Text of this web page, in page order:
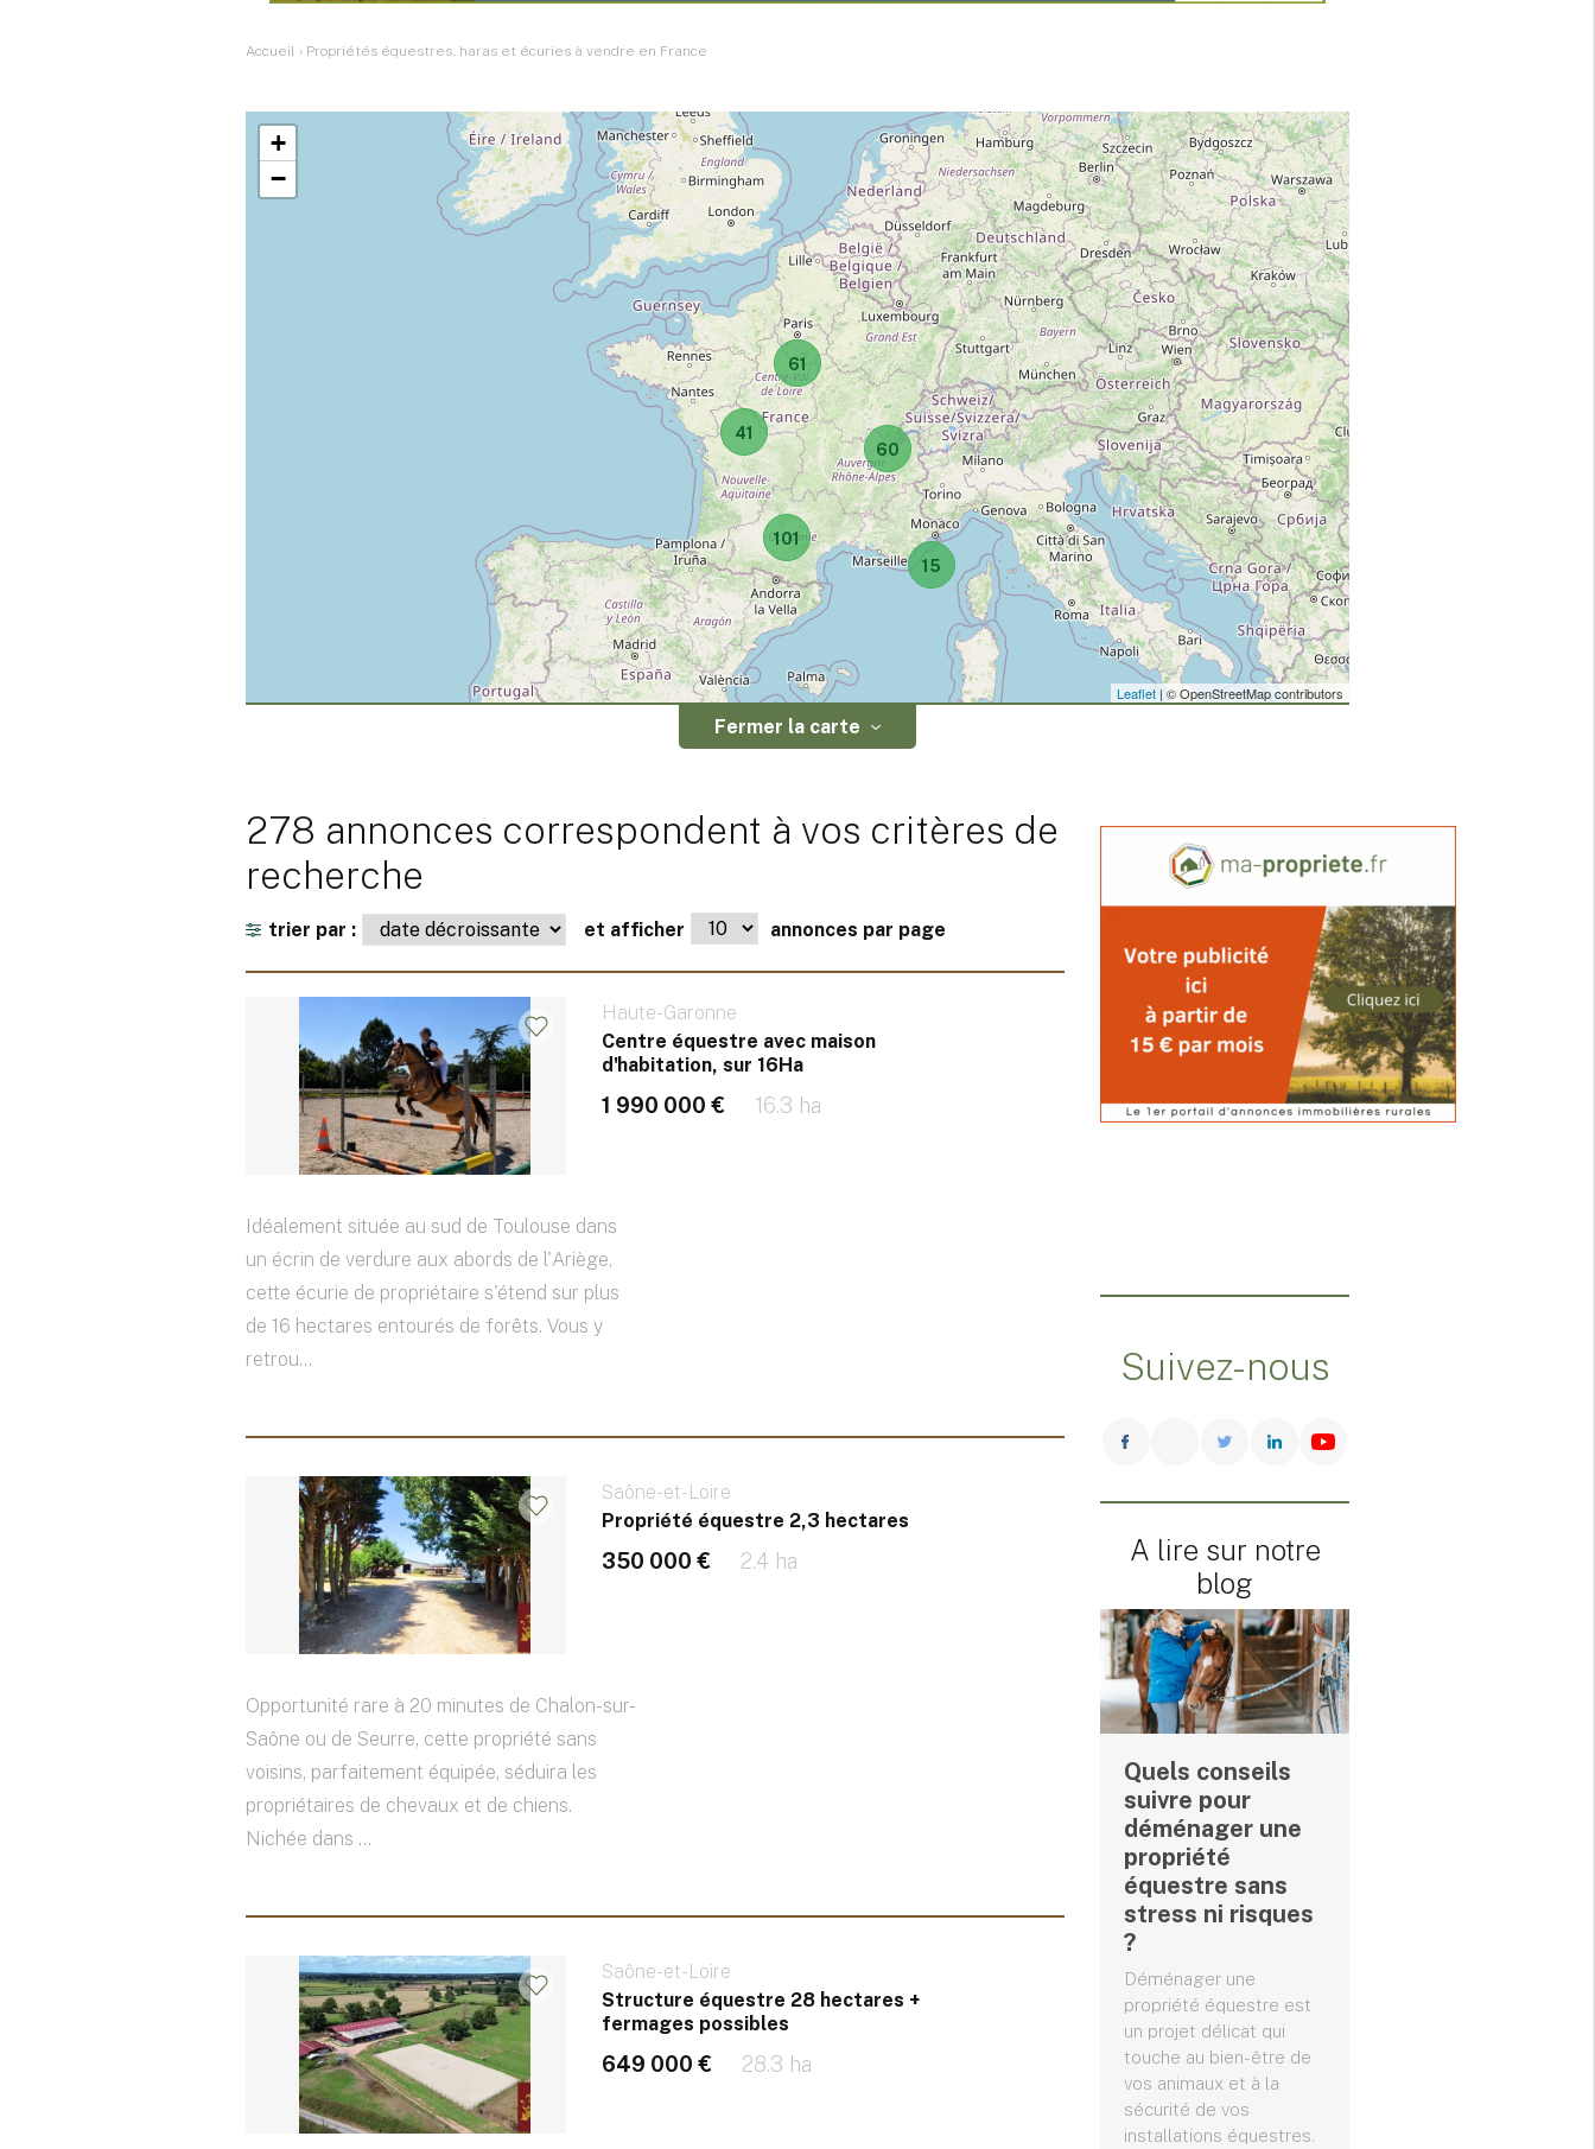
Accueil › Propriétés équestres, haras et écuries à vendre en France
61
15
41
101
60
+
−
Leaflet | © OpenStreetMap contributors
Fermer la carte
278 annonces correspondent à vos critères de
recherche
trier par : et afficher annonces par page
Haute-Garonne
Centre équestre avec maison
d'habitation, sur 16Ha
1 990 000 € 16.3 ha
Idéalement située au sud de Toulouse dans
un écrin de verdure aux abords de l'Ariège,
cette écurie de propriétaire s'étend sur plus
de 16 hectares entourés de forêts. Vous y
retrou...
Saône-et-Loire
Propriété équestre 2,3 hectares
350 000 € 2.4 ha
Opportunité rare à 20 minutes de Chalon-sur-
Saône ou de Seurre, cette propriété sans
voisins, parfaitement équipée, séduira les
propriétaires de chevaux et de chiens.
Nichée dans ...
Saône-et-Loire
Structure équestre 28 hectares +
fermages possibles
649 000 € 28.3 ha
Suivez-nous
A lire sur notre
blog
Quels conseils
suivre pour
déménager une
propriété
équestre sans
stress ni risques
?
Déménager une
propriété équestre est
un projet délicat qui
touche au bien-être de
vos animaux et à la
sécurité de vos
installations équestres.